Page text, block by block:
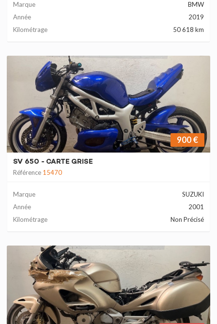
Marque
BMW
Année
2019
Kilométrage
50 618 km
900 €
SV 650 - CARTE GRISE
Référence 15470
Marque
SUZUKI
Année
2001
Kilométrage
Non Précisé